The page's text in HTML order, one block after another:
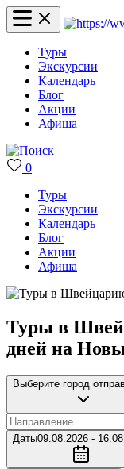
Туры
Экскурсии
Календарь
Блог
Акции
Афиша
0
Туры
Экскурсии
Календарь
Блог
Акции
Афиша
Туры в
дней на
Выберите город
Даты09.08.2026 -